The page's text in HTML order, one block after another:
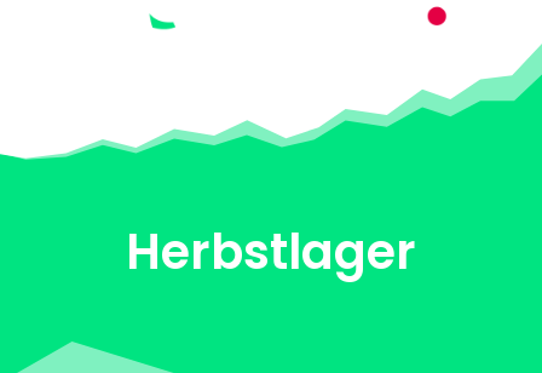
Herbstlager